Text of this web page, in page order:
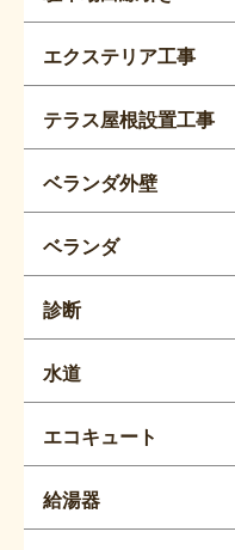
エクステリア工事
テラス屋根設置工事
ベランダ外壁
ベランダ
診断
水道
エコキュート
給湯器